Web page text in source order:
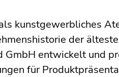
kunstgewerbliches
der älteste
entwickelt und
für